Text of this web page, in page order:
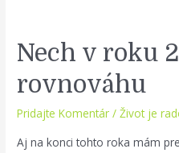
Nech v roku
rovnováhu
Pridajte Komentár /Život je
Aj na konci tohto roka mám